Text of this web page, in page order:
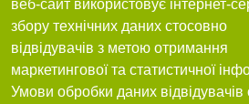
веб-сайт використовує інтернет-
збору технічних даних стосовно
відвідувачів з метою отримання
маркетингової та статистичної
Умови обробки даних відвідувачів